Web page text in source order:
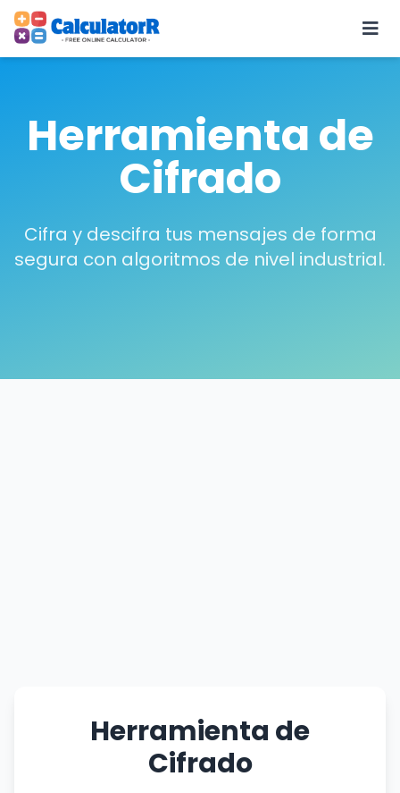
Herramienta de
Cifrado
Cifra y descifra tus mensajes de forma
segura con algoritmos de nivel industrial.
Herramienta de
Cifrado